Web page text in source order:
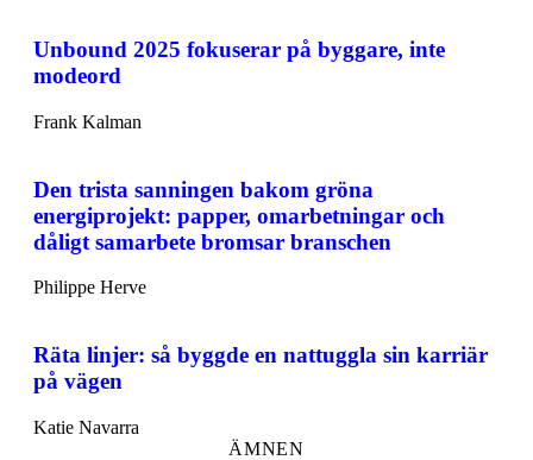
Unbound 2025 fokuserar på byggare, inte
modeord
Frank Kalman
Den trista sanningen bakom gröna
energiprojekt: papper, omarbetningar och
dåligt samarbete bromsar branschen
Philippe Herve
Räta linjer: så byggde en nattuggla sin karriär
på vägen
Katie Navarra
ÄMNEN